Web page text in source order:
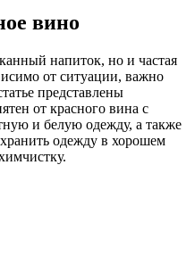
вино
напиток, но и частая
от ситуации, важно
представлены
от красного вина с
и белую одежду, а также
одежду в хорошем